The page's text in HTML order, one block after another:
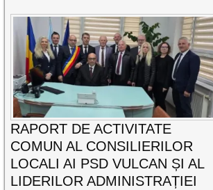
RAPORT DE ACTIVITATE
COMUN AL CONSILIERILOR
LOCALI AI PSD VULCAN ȘI AL
LIDERILOR ADMINISTRAȚIEI